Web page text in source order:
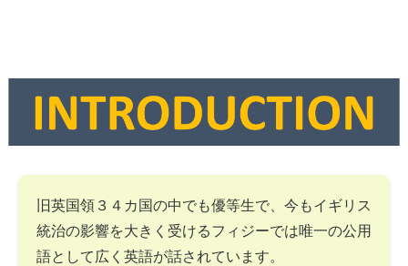
旧英国領３４カ国の中でも優等生で、今もイギリス
統治の影響を大きく受けるフィジーでは唯一の公用
語として広く英語が話されています。